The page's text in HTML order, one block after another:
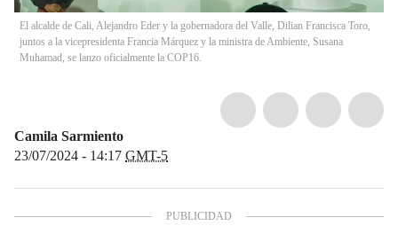
El alcalde de Cali, Alejandro Eder y la gobernadora del Valle, Dilian Francisca Toro,
juntos a la vicepresidenta Francia Márquez y la ministra de Ambiente, Susana
Muhamad, se lanzo oficialmente la COP16.
Camila Sarmiento
23/07/2024 - 14:17 GMT-5